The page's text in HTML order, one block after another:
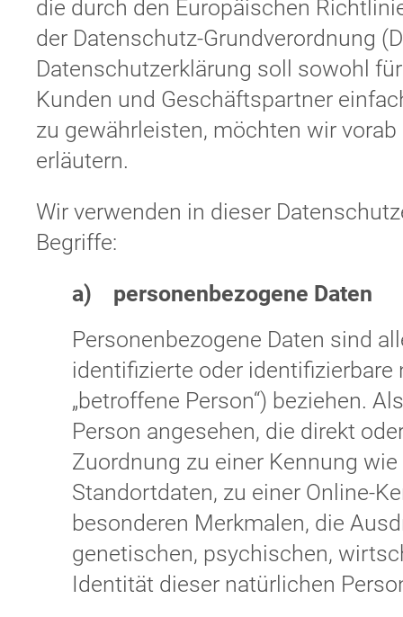
die durch den Europäischen
der Datenschutz-Grundverordnung
Datenschutzerklärung soll sowohl
Kunden und Geschäftspartner
zu gewährleisten, möchten wir
erläutern.
Wir verwenden in dieser
Begriffe:
a) personenbezogene Daten
Personenbezogene Daten sind
identifizierte oder
„betroffene Person“) beziehen.
Person angesehen, die direkt
Zuordnung zu einer Kennung
Standortdaten, zu einer Online-
besonderen Merkmalen, die
genetischen, psychischen,
Identität dieser natürlichen